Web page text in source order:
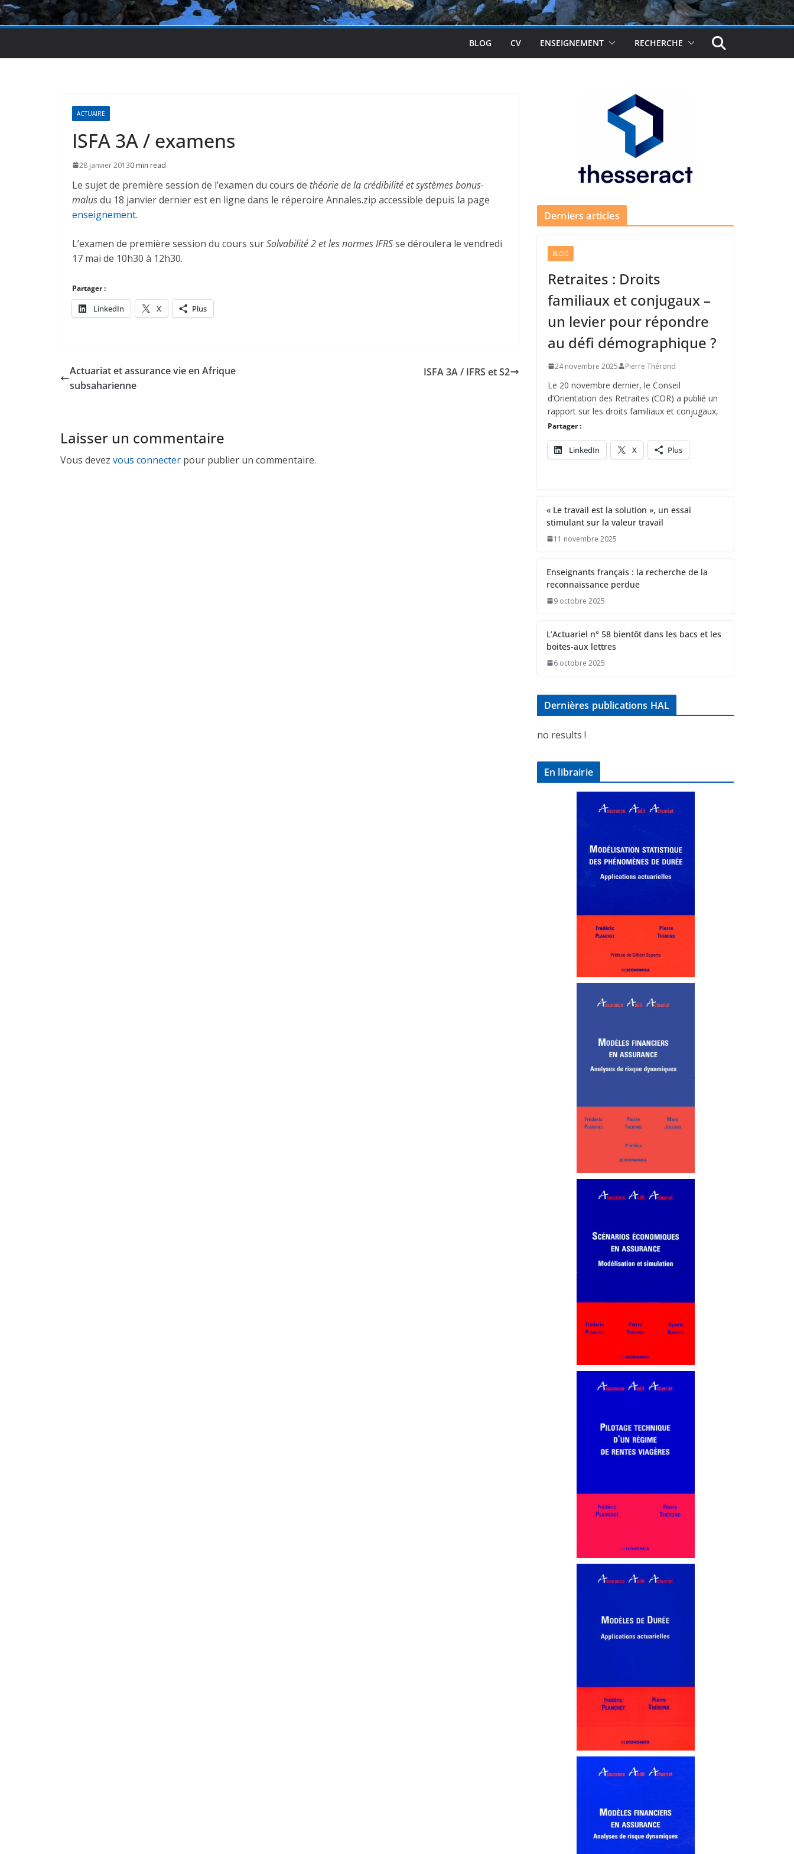
BLOG CV ENSEIGNEMENT RECHERCHE
ACTUAIRE
ISFA 3A / examens
28 janvier 20130 min read
Le sujet de première session de l’examen du cours de théorie de la crédibilité et systèmes bonus-
malusdu 18 janvier dernier est en ligne dans le réperoire Annales.zip accessible depuis la page
enseignement.
L’examen de première session du cours surSolvabilité 2 et les normes IFRSse déroulera le vendredi
17 mai de 10h30 à 12h30.
Partager :
LinkedIn X Plus
Actuariat et assurance vie en Afrique
subsaharienne
ISFA 3A / IFRS et S2
Laisser un commentaire
Vous devez vous connecter pour publier un commentaire.
Derniers articles
BLOG
Retraites : Droits
familiaux et conjugaux –
un levier pour répondre
au défi démographique ?
24 novembre 2025 Pierre Thérond
Le 20 novembre dernier, le Conseil
d’Orientation des Retraites (COR) a publié un
rapport sur les droits familiaux et conjugaux,
Partager :
LinkedIn X Plus
« Le travail est la solution », un essai
stimulant sur la valeur travail
11 novembre 2025
Enseignants français : la recherche de la
reconnaissance perdue
9 octobre 2025
L’Actuariel n° 58 bientôt dans les bacs et les
boites-aux lettres
6 octobre 2025
Dernières publications HAL
no results !
En librairie